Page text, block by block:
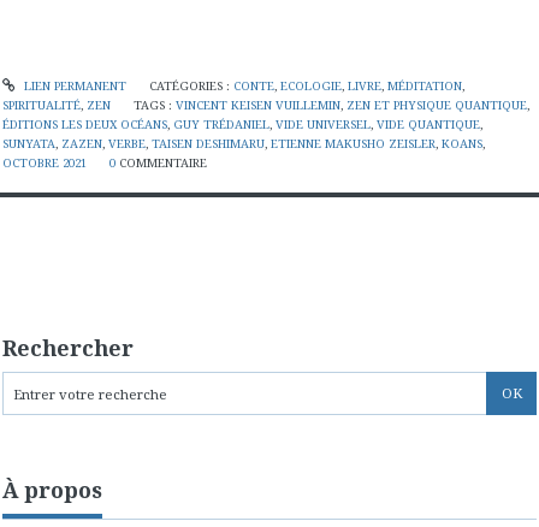
LIEN PERMANENT CATÉGORIES : CONTE, ECOLOGIE, LIVRE, MÉDITATION,
SPIRITUALITÉ ZEN TAGS :VINCENT KEISEN VUILLEMIN ZEN ET PHYSIQUE QUANTIQUE
ÉDITIONS LES DEUX OCÉANS GUY TRÉDANIEL VIDE UNIVERSEL VIDE QUANTIQUE
SUNYATA ZAZEN VERBE TAISEN DESHIMARU ETIENNE MAKUSHO ZEISLER KOANS
OCTOBRE 2021
0 COMMENTAIRE
Rechercher
À propos